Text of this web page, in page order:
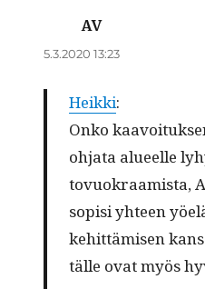
AVsanoo:
5.3.2020 13:23
Heik­ki:
Onko
ohja­ta alueelle
tovuokraamista,
sopisi yhteen
kehit­tämisen
tälle ovat myös